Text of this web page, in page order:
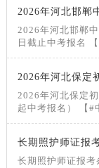
施“技能照亮前程”
平，选树世赛国赛
2026年河北邯郸
2026年河北邯郸
日截止中考报名
2026年河北保定
2026年河北保定
起中考报名） 【#
长期照护师证报
长期照护师证报